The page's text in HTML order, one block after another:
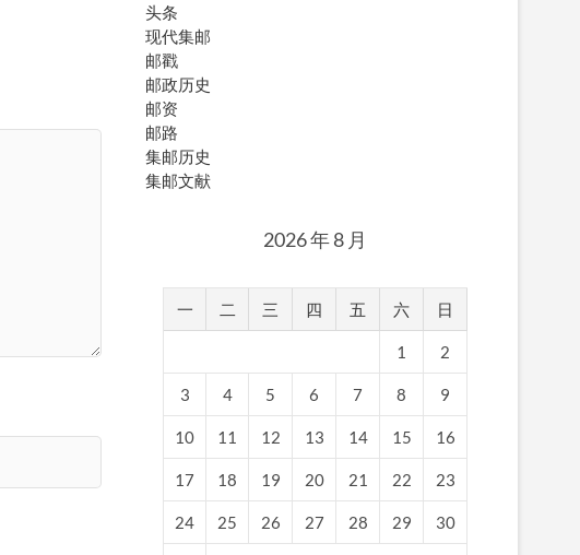
头条
现代集邮
邮戳
邮政历史
邮资
邮路
集邮历史
集邮文献
2026 年 8 月
一 二 三 四 五 六 日
1 2
3 4 5 6 7 8 9
10 11 12 13 14 15 16
17 18 19 20 21 22 23
24 25 26 27 28 29 30